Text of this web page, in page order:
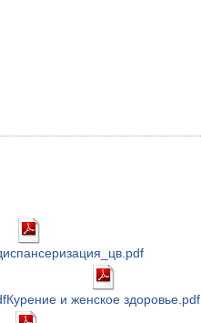
Курение и женское здоровье.pdf